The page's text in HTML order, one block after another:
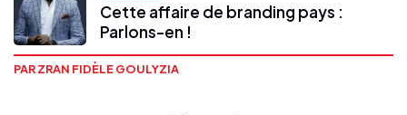
Cette affaire de branding pays :
Parlons-en !
PAR ZRAN FIDÈLE GOULYZIA